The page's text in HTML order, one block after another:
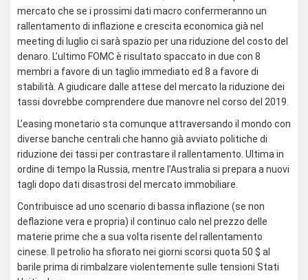
mercato che se i prossimi dati macro confermeranno un
rallentamento di inflazione e crescita economica già nel
meeting di luglio ci sarà spazio per una riduzione del costo del
denaro. L’ultimo FOMC è risultato spaccato in due con 8
membri a favore di un taglio immediato ed 8 a favore di
stabilità. A giudicare dalle attese del mercato la riduzione dei
tassi dovrebbe comprendere due manovre nel corso del 2019.
L’easing monetario sta comunque attraversando il mondo con
diverse banche centrali che hanno già avviato politiche di
riduzione dei tassi per contrastare il rallentamento. Ultima in
ordine di tempo la Russia, mentre l’Australia si prepara a nuovi
tagli dopo dati disastrosi del mercato immobiliare.
Contribuisce ad uno scenario di bassa inflazione (se non
deflazione vera e propria) il continuo calo nel prezzo delle
materie prime che a sua volta risente del rallentamento
cinese. Il petrolio ha sfiorato nei giorni scorsi quota 50 $ al
barile prima di rimbalzare violentemente sulle tensioni Stati